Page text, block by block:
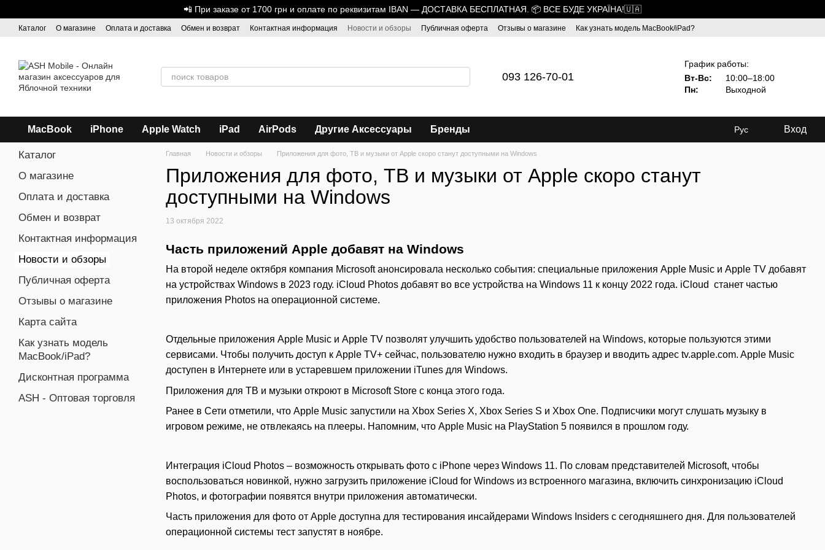
📲 При заказе от 1700 грн и оплате по реквизитам IBAN — ДОСТАВКА БЕСПЛАТНАЯ. 📦 ВСЕ БУДЕ УКРАЇНА!🇺🇦
Каталог О магазине Оплата и доставка Обмен и возврат Контактная информация Новости и обзоры Публичная оферта Отзывы о магазине
Как узнать модель MacBook/iPad?
093 126-70-01
График работы:
Вт-Вс:
10:00–18:00
Пн:
Выходной
MacBook iPhone Apple Watch iPad AirPods Другие Аксессуары Бренды Рус Вход
Главная Новости и обзоры Приложения для фото, ТВ и музыки от Apple скоро станут доступными на Windows
Приложения для фото, ТВ и музыки от Apple скоро станут
доступными на Windows
13 октября 2022
Часть приложений Apple добавят на Windows
На второй неделе октября компания Microsoft анонсировала несколько события: специальные приложения Apple Music и Apple TV добавят
на устройствах Windows в 2023 году. iCloud Photos добавят во все устройства на Windows 11 к концу 2022 года. iCloud станет частью
приложения Photos на операционной системе.
Отдельные приложения Apple Music и Apple TV позволят улучшить удобство пользователей на Windows, которые пользуются этими
сервисами. Чтобы получить доступ к Apple TV+ сейчас, пользователю нужно входить в браузер и вводить адрес tv.apple.com. Apple Music
доступен в Интернете или в устаревшем приложении iTunes для Windows.
Приложения для ТВ и музыки откроют в Microsoft Store с конца этого года.
Ранее в Сети отметили, что Apple Music запустили на Xbox Series X, Xbox Series S и Xbox One. Подписчики могут слушать музыку в
игровом режиме, не отвлекаясь на плееры. Напомним, что Apple Music на PlayStation 5 появился в прошлом году.
Интеграция iCloud Photos – возможность открывать фото с iPhone через Windows 11. По словам представителей Microsoft, чтобы
воспользоваться новинкой, нужно загрузить приложение iCloud for Windows из встроенного магазина, включить синхронизацию iCloud
Photos, и фотографии появятся внутри приложения автоматически.
Часть приложения для фото от Apple доступна для тестирования инсайдерами Windows Insiders с сегодняшнего дня. Для пользователей
операционной системы тест запустят в ноябре.
Каталог
О магазине
Оплата и доставка
Обмен и возврат
Контактная информация
Новости и обзоры
Публичная оферта
Отзывы о магазине
Карта сайта
Как узнать модель
MacBook/iPad?
Дисконтная программа
ASH - Оптовая торговля